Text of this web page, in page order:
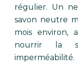
régulier. Un
savon neutre
mois environ,
nourrir la